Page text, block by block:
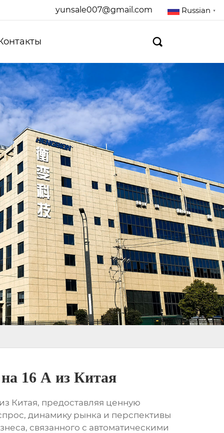
yunsale007@gmail.com Russian ▼

16 А из Китая
Китая, предоставляя ценную
динамику рынка и перспективы
связанного с автоматическими